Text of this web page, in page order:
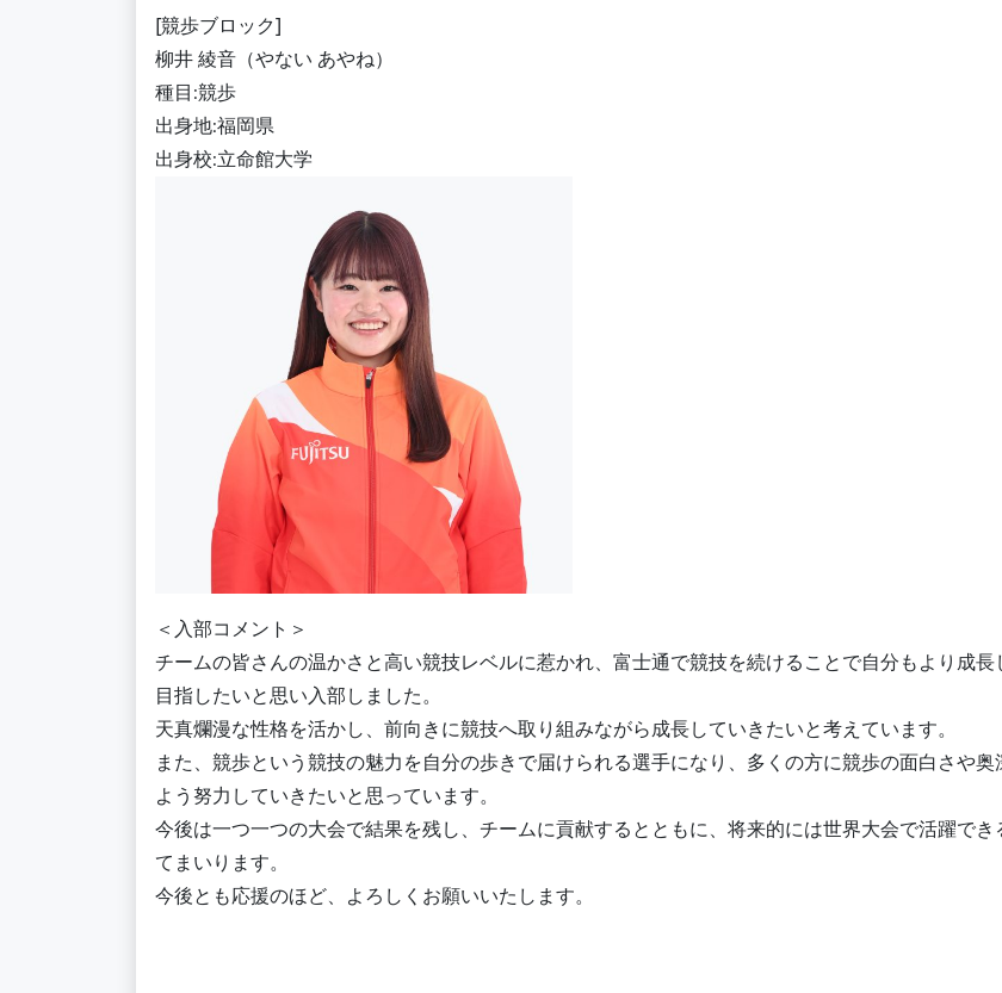
[競歩ブロック]
柳井 綾音（やない あやね）
種目:競歩
出身地:福岡県
出身校:立命館大学
＜入部コメント＞
チームの皆さんの温かさと高い競技レベルに惹かれ、富士通で競技を続けることで自分もより成
目指したいと思い入部しました。
天真爛漫な性格を活かし、前向きに競技へ取り組みながら成長していきたいと考えています。
また、競歩という競技の魅力を自分の歩きで届けられる選手になり、多くの方に競歩の面白さや奥
よう努力していきたいと思っています。
今後は一つ一つの大会で結果を残し、チームに貢献するとともに、将来的には世界大会で活躍でき
てまいります。
今後とも応援のほど、よろしくお願いいたします。